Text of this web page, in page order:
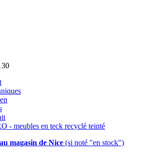
- meubles en teck recyclé teinté
magasin de Nice (si noté "en stock")